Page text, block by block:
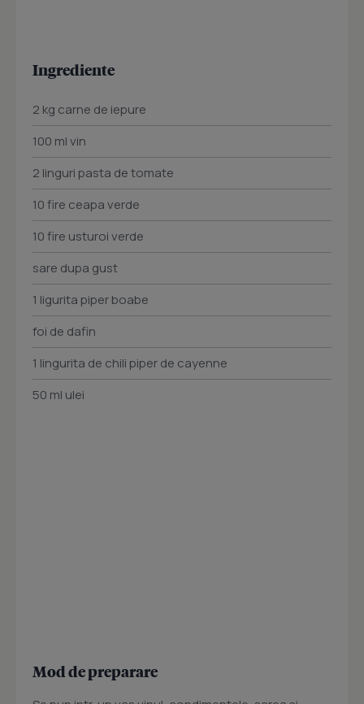
Ingrediente
2 kg carne de iepure
100 ml vin
2 linguri pasta de tomate
10 fire ceapa verde
10 fire usturoi verde
sare dupa gust
1 ligurita piper boabe
foi de dafin
1 lingurita de chili piper de cayenne
50 ml ulei
Mod de preparare